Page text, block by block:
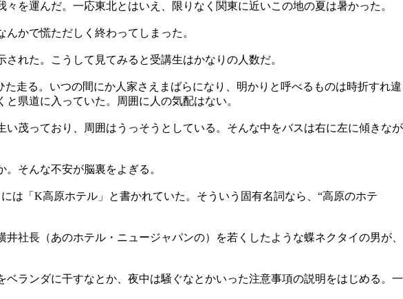
を運んだ。一応東北とはいえ、限りなく関東に近いこの地の夏は暑かった。
かで慌ただしく終わってしまった。
れた。こうして見てみると受講生はかなりの人数だ。
走る。いつの間にか人家さえまばらになり、明かりと呼べるものは時折すれ違
県道に入っていた。周囲に人の気配はない。
茂っており、周囲はうっそうとしている。そんな中をバスは右に左に傾きなが
そんな不安が脳裏をよぎる。
は「K高原ホテル」と書かれていた。そういう固有名詞なら、“高原のホテ
社長（あのホテル・ニュージャパンの）を若くしたような蝶ネクタイの男が、
ランダに干すなとか、夜中は騒ぐなとかいった注意事項の説明をはじめる。一